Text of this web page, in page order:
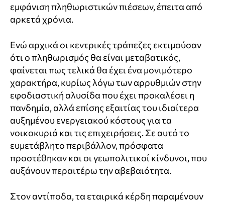
εμφάνιση πληθωριστικών πιέσεων, έπειτα από
αρκετά χρόνια.
Ενώ αρχικά οι κεντρικές τράπεζες εκτιμούσαν
ότι ο πληθωρισμός θα είναι μεταβατικός,
φαίνεται πως τελικά θα έχει ένα μονιμότερο
χαρακτήρα, κυρίως λόγω των αρρυθμιών στην
εφοδιαστική αλυσίδα που έχει προκαλέσει η
πανδημία, αλλά επίσης εξαιτίας του ιδιαίτερα
αυξημένου ενεργειακού κόστους για τα
νοικοκυριά και τις επιχειρήσεις. Σε αυτό το
ευμετάβλητο περιβάλλον, πρόσφατα
προστέθηκαν και οι γεωπολιτικοί κίνδυνοι, που
αυξάνουν περαιτέρω την αβεβαιότητα.
Στον αντίποδα, τα εταιρικά κέρδη παραμένουν